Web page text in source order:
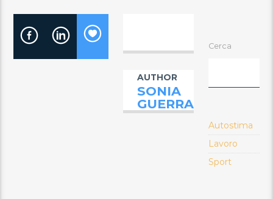
AUTHOR
SONIA
GUERRA
Cerca
Autostima
Lavoro
Sport